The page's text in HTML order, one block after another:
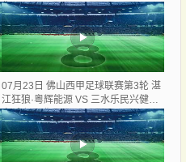
像
07月23日 佛山西甲足球联赛第3轮 湛
江狂狼·粵辉能源 VS 三水乐民兴健力
宝 全场录像